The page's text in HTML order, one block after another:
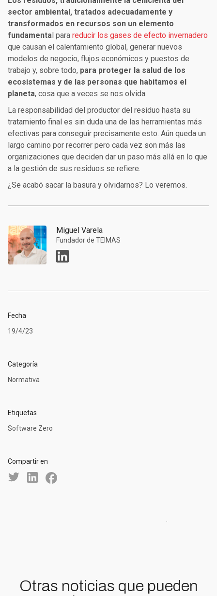
sector ambiental, tratados adecuadamente y
transformados en recursos son un elemento
fundamental para reducir los gases de efecto invernadero
que causan el calentamiento global, generar nuevos
modelos de negocio, flujos económicos y puestos de
trabajo y, sobre todo, para proteger la salud de los
ecosistemas y de las personas que habitamos el
planeta, cosa que a veces se nos olvida.
La responsabilidad del productor del residuo hasta su
tratamiento final es sin duda una de las herramientas más
efectivas para conseguir precisamente esto. Aún queda un
largo camino por recorrer pero cada vez son más las
organizaciones que deciden dar un paso más allá en lo que
a la gestión de sus residuos se refiere.
¿Se acabó sacar la basura y olvidarnos? Lo veremos.
Miguel Varela
Fundador de TEIMAS
Fecha
19/4/23
Categoría
Normativa
Etiquetas
Software Zero
Compartir en
Otras noticias que pueden